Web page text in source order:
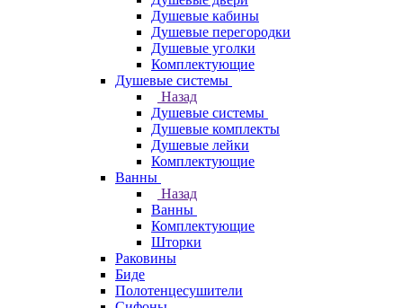
Душевые кабины
Душевые перегородки
Душевые уголки
Комплектующие
Душевые системы
Назад
Душевые системы
Душевые комплекты
Душевые лейки
Комплектующие
Ванны
Назад
Ванны
Комплектующие
Шторки
Раковины
Биде
Полотенцесушители